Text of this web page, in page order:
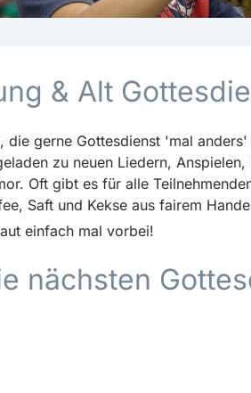
& Alt
die gerne Gottesdienst 'mal
zu neuen Liedern,
Oft gibt es für alle
Saft und Kekse aus fairem
einfach mal vorbei!
nächsten